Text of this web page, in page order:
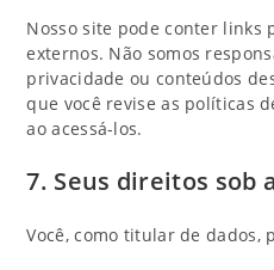
Nosso site pode conter links
externos. Não somos
privacidade ou conteúdos
que você revise as políticas
ao acessá-los.
7. Seus direitos sob
Você, como titular de dados,